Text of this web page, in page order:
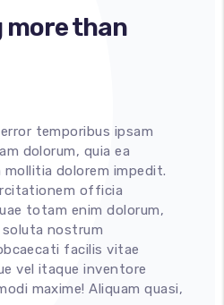
more than
temporibus ipsam
dolorum, quia ea
mollitia dolorem impedit.
officia
totam enim dolorum,
soluta nostrum
facilis vitae
vel itaque inventore
maxime! Aliquam quasi,